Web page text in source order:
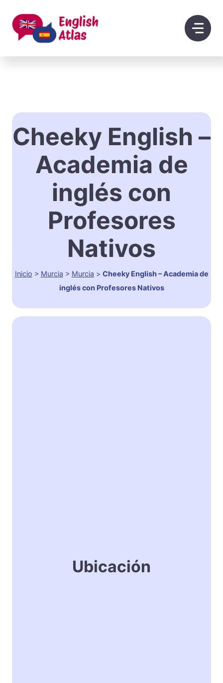
contenido
Cheeky English –
Academia de
inglés con
Profesores
Nativos
Inicio > Murcia > Murcia > Cheeky English – Academia de
inglés con Profesores Nativos
Ubicación